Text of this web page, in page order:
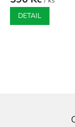
DETAIL